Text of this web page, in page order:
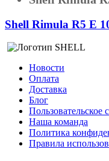
Shell Rimula R5 E
Новости
Оплата
Доставка
Блог
Пользовательское
Наша команда
Политика
Правила